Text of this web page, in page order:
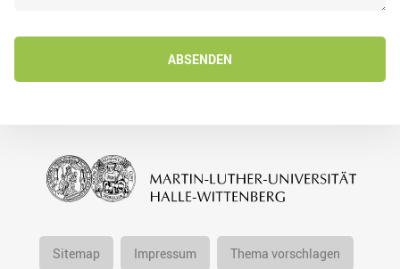
ABSENDEN
Sitemap Impressum Thema vorschlagen